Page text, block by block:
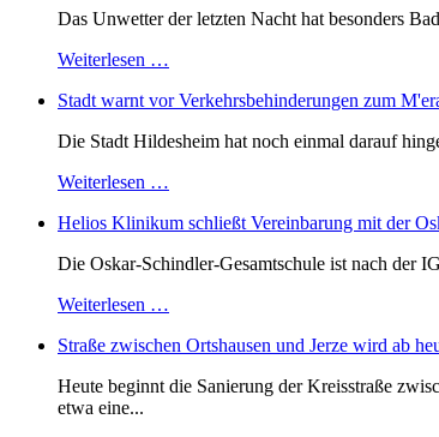
Das Unwetter der letzten Nacht hat besonders
Weiterlesen …
Stadt warnt vor Verkehrsbehinderungen zum
Die Stadt Hildesheim hat noch einmal darauf
Weiterlesen …
Helios Klinikum schließt Vereinbarung mit der
Die Oskar-Schindler-Gesamtschule ist nach der
Weiterlesen …
Straße zwischen Ortshausen und Jerze wird ab
Heute beginnt die Sanierung der Kreisstraße
etwa eine...